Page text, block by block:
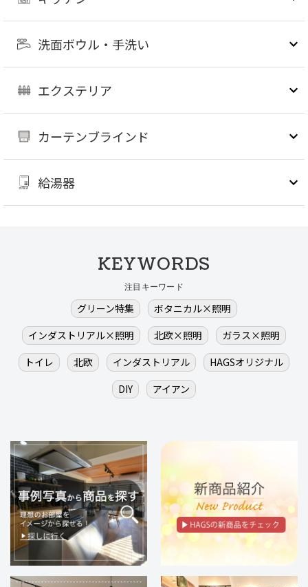
洗面ボウル・手洗い
エクステリア
カーテンブラインド
給湯器
KEYWORDS
注目キーワード
グリーン特集
ボタニカル×照明
インダストリアル×照明
北欧×照明
ガラス×照明
トイレ
北欧 インダストリアル
HAGSオリジナル
DIY
アイアン